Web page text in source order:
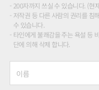
200자까지 쓰실 수 있습니다. (
저작권 등 다른 사람의 권리를 침
수 있습니다.
타인에게 불쾌감을 주는 욕설 등
단에 의해 삭제 합니다.